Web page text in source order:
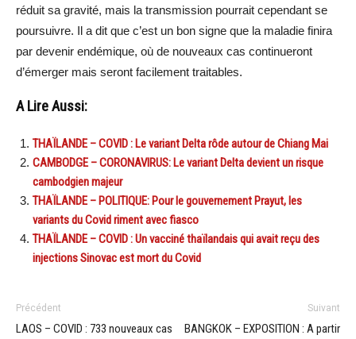
réduit sa gravité, mais la transmission pourrait cependant se
poursuivre. Il a dit que c’est un bon signe que la maladie finira
par devenir endémique, où de nouveaux cas continueront
d’émerger mais seront facilement traitables.
A Lire Aussi:
THAÏLANDE – COVID : Le variant Delta rôde autour de Chiang Mai
CAMBODGE – CORONAVIRUS: Le variant Delta devient un risque
cambodgien majeur
THAÏLANDE – POLITIQUE: Pour le gouvernement Prayut, les
variants du Covid riment avec fiasco
THAÏLANDE – COVID : Un vacciné thaïlandais qui avait reçu des
injections Sinovac est mort du Covid
Précédent
LAOS – COVID : 733 nouveaux cas
Suivant
BANGKOK – EXPOSITION : A partir